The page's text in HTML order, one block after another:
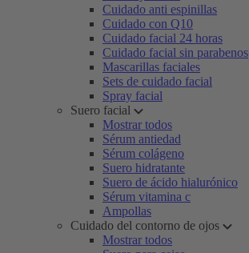
Cuidado anti espinillas
Cuidado con Q10
Cuidado facial 24 horas
Cuidado facial sin parabenos
Mascarillas faciales
Sets de cuidado facial
Spray facial
Suero facial
Mostrar todos
Sérum antiedad
Sérum colágeno
Suero hidratante
Suero de ácido hialurónico
Sérum vitamina c
Ampollas
Cuidado del contorno de ojos
Mostrar todos